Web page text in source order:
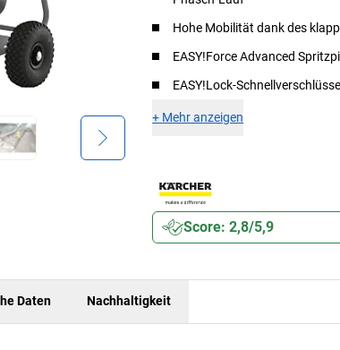
Hohe Mobilität dank des
EASY!Force Advanced
EASY!Lock-
+ Mehr anzeigen
Score: 2,8/5,9
Daten Nachhaltigkeit